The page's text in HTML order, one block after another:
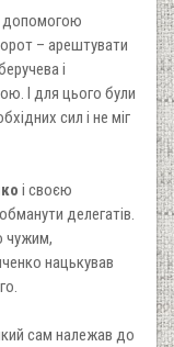
допомогою
– арештувати
і
І для цього були
сил і не міг
і своєю
делегатів.
чужим,
нацькував
сам належав до